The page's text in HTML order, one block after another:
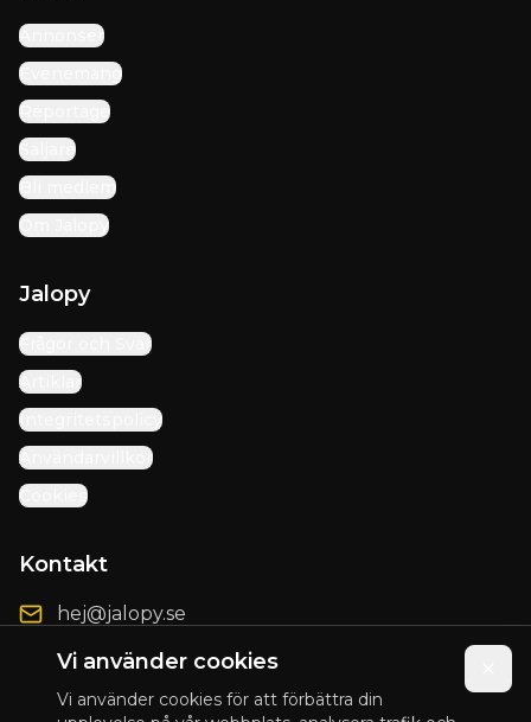
Vi använder cookies
Vi använder cookies för att förbättra din
Annonser
Evenemang
Reportage
Säljare
Bli medlem
Om Jalopy
Jalopy
Frågor och Svar
Artiklar
Integritetspolicy
Användarvillkor
Cookies
Kontakt
hej@jalopy.se
Förbättringsförslag